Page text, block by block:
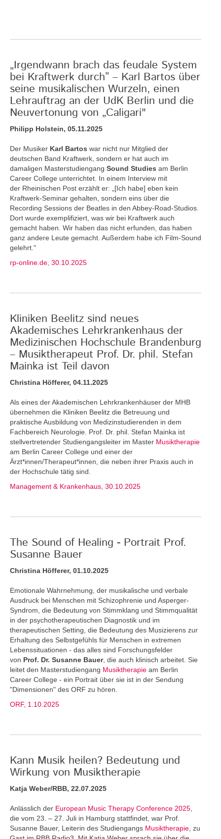
„Irgendwann brach das feudale System
bei Kraftwerk durch” – Karl Bartos über
seine musikalischen Wurzeln, einen
Lehrauftrag an der UdK Berlin und die
Neuvertonung von „Caligari"
Philipp Holstein, 05.11.2025
Der Musiker Karl Bartos war nicht nur Mitglied der
deutschen Band Kraftwerk, sondern er hat auch im
damaligen Masterstudiengang Sound Studies am Berlin
Career College unterrichtet. In einem Interview mit
der Rheinischen Post erzählt er: „[Ich habe] eben kein
Kraftwerk-Seminar gehalten, sondern eins über die
Recording Sessions der Beatles in den Abbey-Road-Studios.
Dort wurde exemplifiziert, was wir bei Kraftwerk auch
gemacht haben. Wir haben das nicht erfunden, das haben
ganz andere Leute gemacht. Außerdem habe ich Film-Sound
gelehrt."
rp-online.de, 30.10.2025
Kliniken Beelitz sind neues
Akademisches Lehrkrankenhaus der
Medizinischen Hochschule Brandenburg
– Musiktherapeut Prof. Dr. phil. Stefan
Mainka ist Teil davon
Christina Höfferer, 04.11.2025
Als eines der Akademischen Lehrkrankenhäuser der MHB
übernehmen die Kliniken Beelitz die Betreuung und
praktische Ausbildung von Medizinstudierenden in dem
Fachbereich Neurologie. Prof. Dr. phil. Stefan Mainka ist
stellvertretender Studiengangsleiter im Master Musiktherapie
am Berlin Career College und einer der
Ärzt*innen/Therapeut*innen, die neben ihrer Praxis auch in
der Hochschule tätig sind.
Management & Krankenhaus, 30.10.2025
The Sound of Healing - Portrait Prof.
Susanne Bauer
Christina Höfferer, 01.10.2025
Emotionale Wahrnehmung, der musikalische und verbale
Ausdruck bei Menschen mit Schizophrenie und Asperger-
Syndrom, die Bedeutung von Stimmklang und Stimmqualität
in der psychotherapeutischen Diagnostik und im
therapeutischen Setting, die Bedeutung des Musizierens zur
Erhaltung des Selbstgefühls für Menschen in extremen
Lebenssituationen - das alles sind Forschungsfelder
von Prof. Dr. Susanne Bauer, die auch klinisch arbeitet. Sie
leitet den Masterstudiengang Musiktherapie am Berlin
Career College - ein Portrait über sie ist in der Sendung
"Dimensionen" des ORF zu hören.
ORF, 1.10.2025
Kann Musik heilen? Bedeutung und
Wirkung von Musiktherapie
Katja Weber/RBB, 22.07.2025
Anlässlich der European Music Therapy Conference 2025
die vom 23. – 27. Juli in Hamburg stattfindet, war Prof.
Susanne Bauer, Leiterin des Studiengangs Musiktherapie , zu